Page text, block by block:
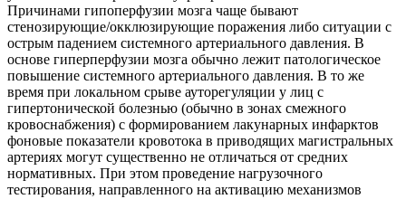
Причинами гипоперфузии мозга чаще бывают
стенозирующие/окклюзирующие поражения либо ситуации с
острым падением системного артериального давления. В
основе гиперперфузии мозга обычно лежит патологическое
повышение системного артериального давления. В то же
время при локальном срыве ауторегуляции у лиц с
гипертонической болезнью (обычно в зонах смежного
кровоснабжения) с формированием лакунарных инфарктов
фоновые показатели кровотока в приводящих магистральных
артериях могут существенно не отличаться от средних
нормативных. При этом проведение нагрузочного
тестирования, направленного на активацию механизмов